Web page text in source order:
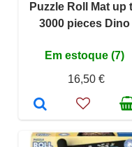
Puzzle Roll Mat up
3000 pieces Dino
Em estoque (7)
16,50 €